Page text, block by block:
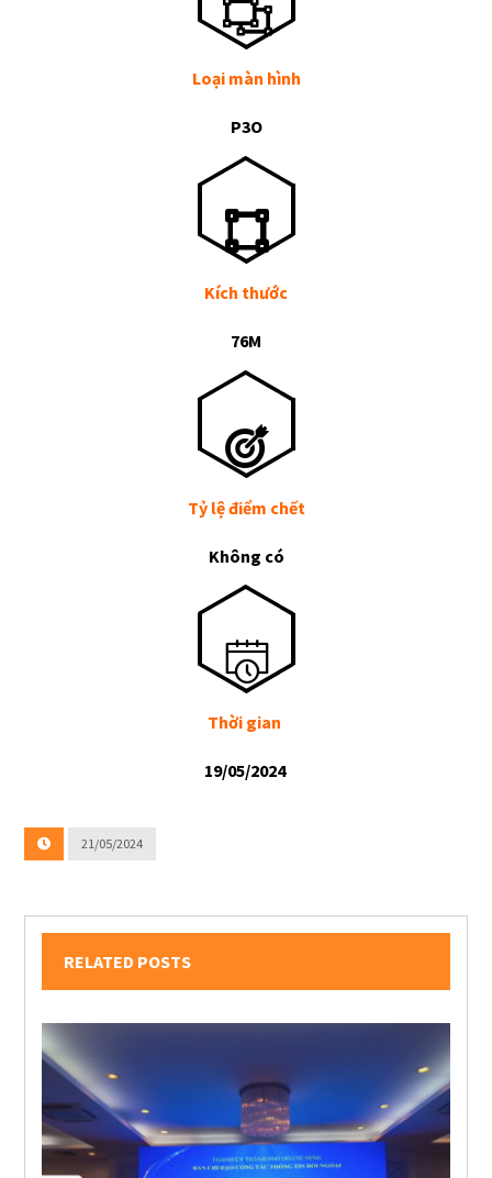
Loại màn hình
P3O
Kích thước
76M
Tỷ lệ điểm chết
Không có
Thời gian
19/05/2024
21/05/2024
RELATED POSTS